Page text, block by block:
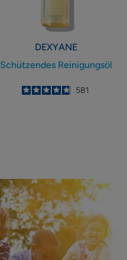
DEXYANE
Schützendes Reinigungsöl
4.8
/5
581